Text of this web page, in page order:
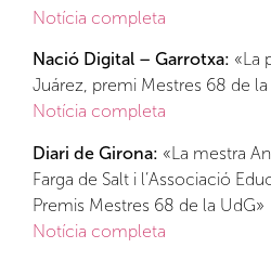
Notícia completa
Nació Digital – Garrotxa: «La
Juárez, premi Mestres 68 de la
Notícia completa
Diari de Girona: «La mestra
Farga de Salt i l’Associació
Premis Mestres 68 de la UdG»
Notícia completa